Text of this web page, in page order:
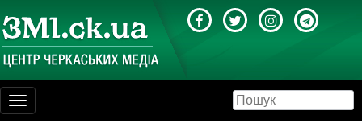
Toggle
navigation